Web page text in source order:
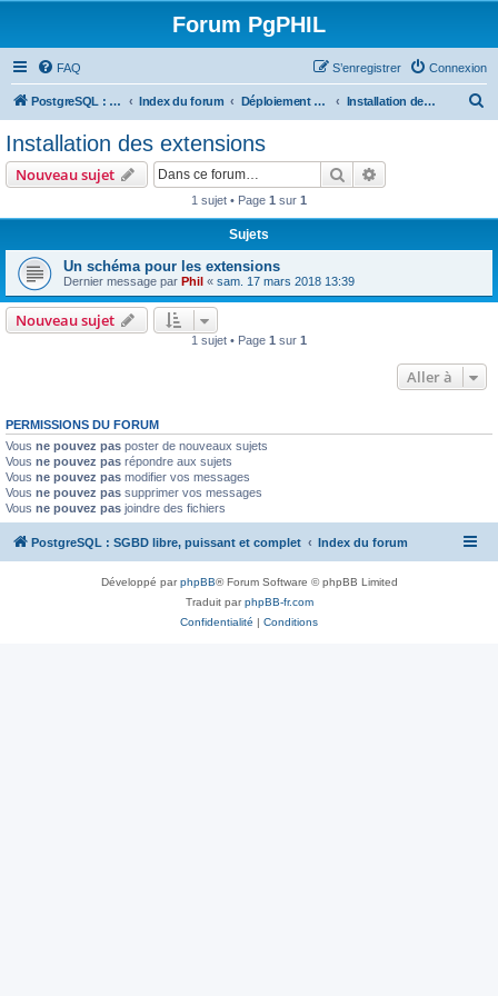
Forum PgPHIL
FAQ Connexion
S’enregistrer
PostgreSQL : SGBD libre, puissant et complet Index du forum Déploiement de PostgreSQL Installation des extensions
Installation des extensions
Nouveau sujet Rechercher
1 sujet • Page 1 sur 1
Sujets
Un schéma pour les extensions
Dernier message par Phil « sam. 17 mars 2018 13:39
Nouveau sujet
1 sujet • Page 1 sur 1
Aller à
PERMISSIONS DU FORUM
Vous ne pouvez pas poster de nouveaux sujets
Vous ne pouvez pas répondre aux sujets
Vous ne pouvez pas modifier vos messages
Vous ne pouvez pas supprimer vos messages
Vous ne pouvez pas joindre des fichiers
PostgreSQL : SGBD libre, puissant et complet Index du forum
Développé parphpBB® Forum Software © phpBB Limited
Traduit parphpBB-fr.com
Confidentialité | Conditions